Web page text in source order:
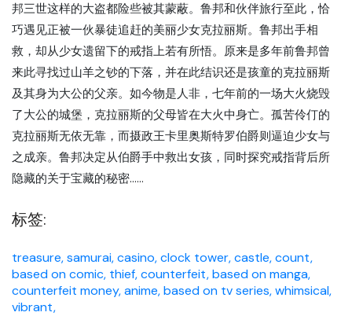
邦三世这样的大盗都险些被其蒙蔽。鲁邦和伙伴旅行至此，恰
巧遇见正被一伙暴徒追赶的美丽少女克拉丽斯。鲁邦出手相
救，却从少女遗留下的戒指上若有所悟。原来是多年前鲁邦曾
来此寻找过山羊之钞的下落，并在此结识还是孩童的克拉丽斯
及其身为大公的父亲。如今物是人非，七年前的一场大火烧毁
了大公的城堡，克拉丽斯的父母皆在大火中身亡。孤苦伶仃的
克拉丽斯无依无靠，而摄政王卡里奥斯特罗伯爵则逼迫少女与
之成亲。鲁邦决定从伯爵手中救出女孩，同时探究戒指背后所
隐藏的关于宝藏的秘密……
标签:
treasure,samurai,casino,clock tower,castle,count,
based on comic, thief,counterfeit,based on manga,
counterfeit money,anime,based on tv series,whimsical,
vibrant,